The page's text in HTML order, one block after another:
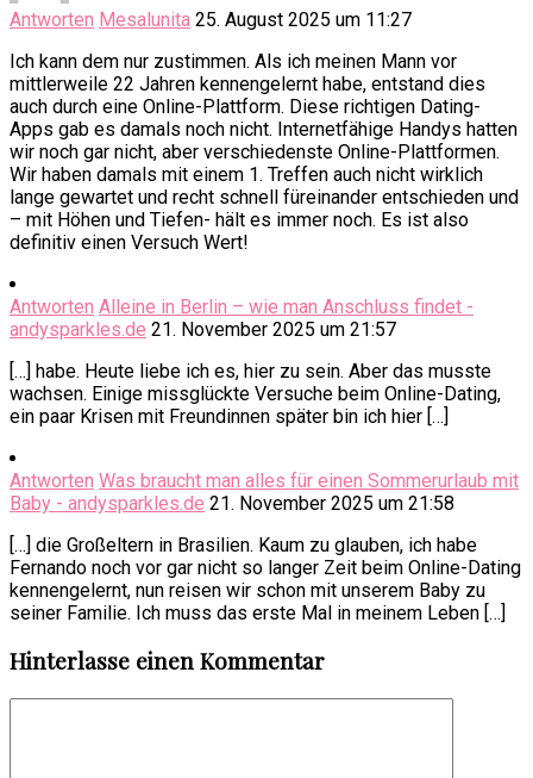
Antworten Mesalunita 25. August 2025 um 11:27
Ich kann dem nur zustimmen. Als ich meinen Mann vor
mittlerweile 22 Jahren kennengelernt habe, entstand dies
auch durch eine Online-Plattform. Diese richtigen Dating-
Apps gab es damals noch nicht. Internetfähige Handys hatten
wir noch gar nicht, aber verschiedenste Online-Plattformen.
Wir haben damals mit einem 1. Treffen auch nicht wirklich
lange gewartet und recht schnell füreinander entschieden und
– mit Höhen und Tiefen- hält es immer noch. Es ist also
definitiv einen Versuch Wert!
Antworten Alleine in Berlin – wie man Anschluss findet -
andysparkles.de 21. November 2025 um 21:57
[…] habe. Heute liebe ich es, hier zu sein. Aber das musste
wachsen. Einige missglückte Versuche beim Online-Dating,
ein paar Krisen mit Freundinnen später bin ich hier […]
Antworten Was braucht man alles für einen Sommerurlaub mit
Baby - andysparkles.de 21. November 2025 um 21:58
[…] die Großeltern in Brasilien. Kaum zu glauben, ich habe
Fernando noch vor gar nicht so langer Zeit beim Online-Dating
kennengelernt, nun reisen wir schon mit unserem Baby zu
seiner Familie. Ich muss das erste Mal in meinem Leben […]
Hinterlasse einen Kommentar